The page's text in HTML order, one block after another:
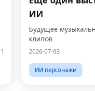
1
ИИ
Будущее
клипов
2026-07-03
ИИ персонажи